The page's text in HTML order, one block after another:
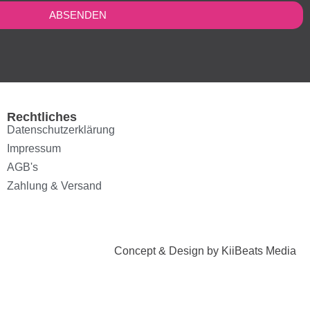
ABSENDEN
Rechtliches
Datenschutzerklärung
Impressum
AGB's
Zahlung & Versand
Concept & Design by KiiBeats Media